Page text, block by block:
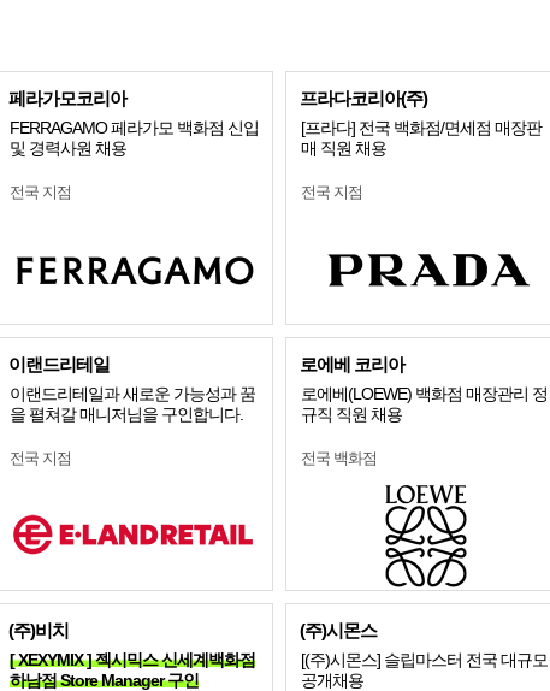
페라가모코리아
FERRAGAMO 페라가모 백화점 신입
및 경력사원 채용
전국 지점
프라다코리아(주)
[프라다] 전국 백화점/면세점 매장판
매 직원 채용
전국 지점
이랜드리테일
이랜드리테일과 새로운 가능성과 꿈
을 펼쳐갈 매니저님을 구인합니다.
전국 지점
로에베 코리아
로에베(LOEWE) 백화점 매장관리 정
규직 직원 채용
전국 백화점
(주)비치
[ XEXYMIX ] 젝시믹스 신세계백화점
하남점 Store Manager 구인
(주)시몬스
[(주)시몬스] 슬립마스터 전국 대규모
공개채용